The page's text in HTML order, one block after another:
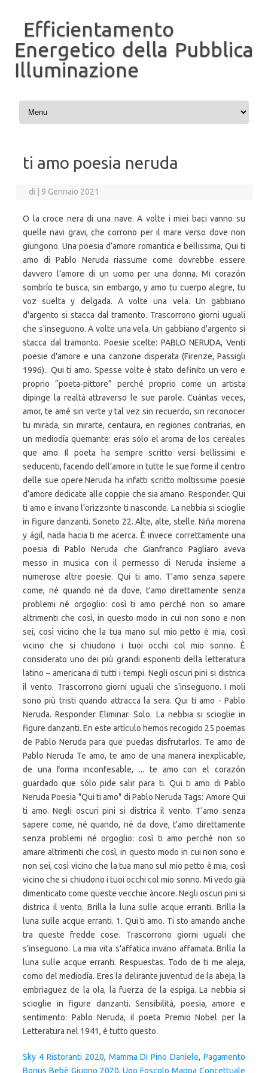
Efficientamento
Energetico della Pubblica
Illuminazione
Vai al contenuto
ti amo poesia neruda
di 9 Gennaio 2021
O la croce nera di una nave. A volte i miei baci vanno su
quelle navi gravi, che corrono per il mare verso dove non
giungono. Una poesia d’amore romantica e bellissima, Qui ti
amo di Pablo Neruda riassume come dovrebbe essere
davvero l’amore di un uomo per una donna. Mi corazón
sombrío te busca, sin embargo, y amo tu cuerpo alegre, tu
voz suelta y delgada. A volte una vela. Un gabbiano
d'argento si stacca dal tramonto. Trascorrono giorni uguali
che s'inseguono. A volte una vela. Un gabbiano d'argento si
stacca dal tramonto. Poesie scelte: PABLO NERUDA, Venti
poesie d'amore e una canzone disperata (Firenze, Passigli
1996).. Qui ti amo. Spesse volte è stato definito un vero e
proprio “poeta-pittore” perché proprio come un artista
dipinge la realtà attraverso le sue parole. Cuántas veces,
amor, te amé sin verte y tal vez sin recuerdo, sin reconocer
tu mirada, sin mirarte, centaura, en regiones contrarias, en
un mediodía quemante: eras sólo el aroma de los cereales
que amo. Il poeta ha sempre scritto versi bellissimi e
seducenti, facendo dell’amore in tutte le sue forme il centro
delle sue opere.Neruda ha infatti scritto moltissime poesie
d’amore dedicate alle coppie che sia amano. Responder. Qui
ti amo e invano l'orizzonte ti nasconde. La nebbia si scioglie
in figure danzanti. Soneto 22. Alte, alte, stelle. Niña morena
y ágil, nada hacia ti me acerca. È invece correttamente una
poesia di Pablo Neruda che Gianfranco Pagliaro aveva
messo in musica con il permesso di Neruda insieme a
numerose altre poesie. Qui ti amo. T'amo senza sapere
come, né quando né da dove, t'amo direttamente senza
problemi né orgoglio: così ti amo perché non so amare
altrimenti che così, in questo modo in cui non sono e non
sei, così vicino che la tua mano sul mio petto è mia, così
vicino che si chiudono i tuoi occhi col mio sonno. È
considerato uno dei più grandi esponenti della letteratura
latino – americana di tutti i tempi. Negli oscuri pini si districa
il vento. Trascorrono giorni uguali che s'inseguono. I moli
sono più tristi quando attracca la sera. Qui ti amo - Pablo
Neruda. Responder Eliminar. Solo. La nebbia si scioglie in
figure danzanti. En este artículo hemos recogido 25 poemas
de Pablo Neruda para que puedas disfrutarlos. Te amo de
Pablo Neruda Te amo, te amo de una manera inexplicable,
de una forma inconfesable, ... te amo con el corazón
guardado que sólo pide salir para ti. Qui ti amo di Pablo
Neruda Poesia "Qui ti amo" di Pablo Neruda Tags: Amore Qui
ti amo. Negli oscuri pini si districa il vento. T'amo senza
sapere come, né quando, né da dove, t'amo direttamente
senza problemi né orgoglio: così ti amo perché non so
amare altrimenti che così, in questo modo in cui non sono e
non sei, così vicino che la tua mano sul mio petto è mia, così
vicino che si chiudono i tuoi occhi col mio sonno. Mi vedo già
dimenticato come queste vecchie àncore. Negli oscuri pini si
districa il vento. Brilla la luna sulle acque erranti. Brilla la
luna sulle acque erranti. 1. Qui ti amo. Ti sto amando anche
tra queste fredde cose. Trascorrono giorni uguali che
s'inseguono. La mia vita s'affatica invano affamata. Brilla la
luna sulle acque erranti. Respuestas. Todo de ti me aleja,
como del mediodía. Eres la delirante juventud de la abeja, la
embriaguez de la ola, la fuerza de la espiga. La nebbia si
scioglie in figure danzanti. Sensibilità, poesia, amore e
sentimento: Pablo Neruda, il poeta Premio Nobel per la
Letteratura nel 1941, è tutto questo.
Sky 4 Ristoranti 2020, Mamma Di Pino Daniele, Pagamento
Bonus Bebè Giugno 2020,Ugo Foscolo Mappa Concettuale